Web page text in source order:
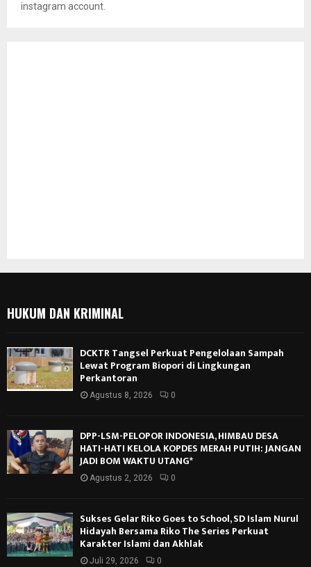
instagram account.
HUKUM DAN KRIMINAL
DCKTR Tangsel Perkuat Pengelolaan Sampah
Lewat Program Biopori di Lingkungan
Perkantoran
Agustus 8, 2026 0
DPP-LSM-PELOPOR INDONESIA, HIMBAU DESA
HATI-HATI KELOLA KOPDES MERAH PUTIH: JANGAN
JADI BOM WAKTU UTANG*
Agustus 2, 2026 0
Sukses Gelar Riko Goes to School, SD Islam Nurul
Hidayah Bersama Riko The Series Perkuat
Karakter Islami dan Akhlak
Juli 29, 2026 0